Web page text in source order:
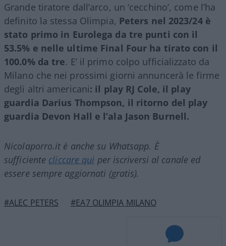
Grande tiratore dall’arco, un ‘cecchino’, come l’ha
definito la stessa Olimpia, Peters nel 2023/24 è
stato primo in Eurolega da tre punti con il
53.5% e nelle ultime Final Four ha tirato con il
100.0% da tre. E’ il primo colpo ufficializzato da
Milano che nei prossimi giorni annuncerà le firme
degli altri americani: il play RJ Cole, il play
guardia Darius Thompson, il ritorno del play
guardia Devon Hall e l’ala Jason Burnell.
Nicolaporro.it è anche su Whatsapp. È
sufficiente cliccare qui per iscriversi al canale ed
essere sempre aggiornati (gratis).
#ALEC PETERS #EA7 OLIMPIA MILANO